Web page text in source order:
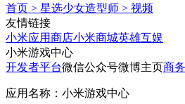
首页 > 星选少女造型师 > 视频
友情链接
小米应用商店小米商城英雄互娱
小米游戏中心
开发者平台微信公众号微博主页商
应用名称：小米游戏中心